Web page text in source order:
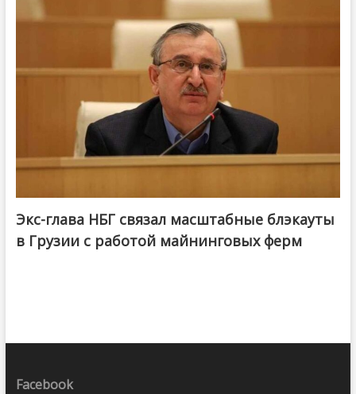
Экс-глава НБГ связал масштабные блэкауты
в Грузии с работой майнинговых ферм
Facebook